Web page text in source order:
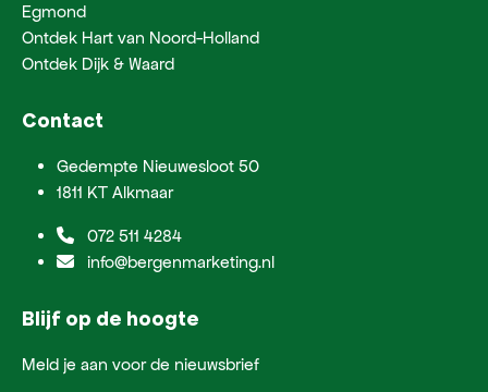
Egmond
Ontdek Hart van Noord-Holland
Ontdek Dijk & Waard
Contact
Gedempte Nieuwesloot 50
1811 KT Alkmaar
072 511 4284
info@bergenmarketing.nl
Blijf op de hoogte
Meld je aan voor de nieuwsbrief